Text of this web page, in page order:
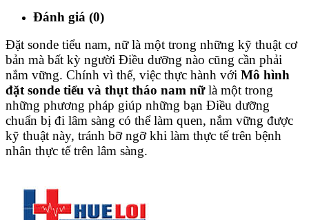
Đánh giá (0)
Đặt sonde tiểu nam, nữ là một trong những kỹ thuật cơ
bản mà bất kỳ người Điều dưỡng nào cũng cần phải
nắm vững. Chính vì thế, việc thực hành với Mô hình
đặt sonde tiểu và thụt tháo nam nữlà một trong
những phương pháp giúp những bạn Điều dưỡng
chuẩn bị đi lâm sàng có thể làm quen, nắm vững được
kỹ thuật này, tránh bỡ ngỡ khi làm thực tế trên bệnh
nhân thực tế trên lâm sàng.